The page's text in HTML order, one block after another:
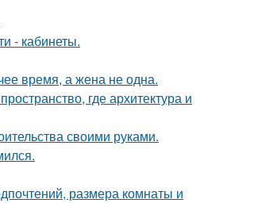
- кабинеты.
время, а жена не одна.
где архитектура и
своими руками.
размера комнаты и